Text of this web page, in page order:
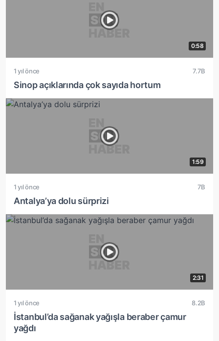
0:58
1 yıl önce 7.7B
Sinop açıklarında çok sayıda hortum
1:59
1 yıl önce 7B
Antalya’ya dolu sürprizi
2:31
1 yıl önce 8.2B
İstanbul’da sağanak yağışla beraber çamur
yağdı